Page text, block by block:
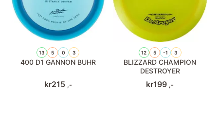
13 5 0 3
400 D1 GANNON BUHR
kr215 ,-
12 5 -1 3
BLIZZARD CHAMPION
DESTROYER
kr199 ,-